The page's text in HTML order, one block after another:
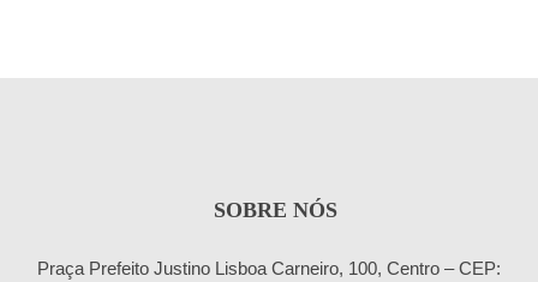
SOBRE NÓS
Praça Prefeito Justino Lisboa Carneiro, 100, Centro – CEP: